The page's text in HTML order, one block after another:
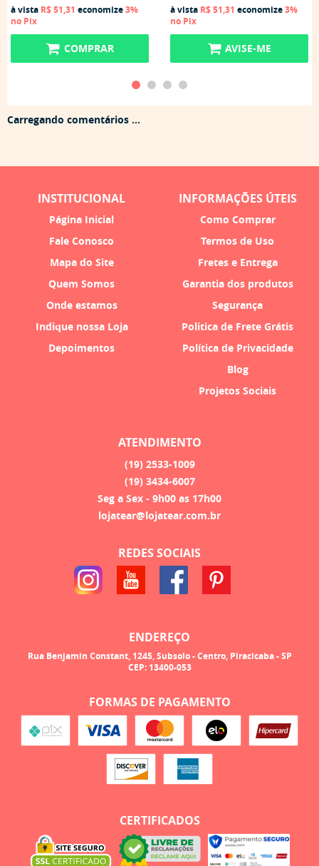
à vista R$ 51,31 economize3%
no Pix
COMPRAR
à vista R$ 51,31 economize3%
no Pix
AVISE-ME
Carregando comentários ...
INSTITUCIONAL
Página Inicial
Fale Conosco
Mapa do Site
Quem Somos
Onde estamos
Indique nossa Loja
Depoimentos
INFORMAÇÕES ÚTEIS
Como Comprar
Termos de Uso
Fretes e Entrega
Garantia dos produtos
Segurança
Politica de Frete Grátis
Política de Privacidade
Blog
Projetos Sociais
ATENDIMENTO
(19) 2533-1009
(19) 3434-6007
Seg a Sex - 9h00 as 17h00
lojatear@lojatear.com.br
REDES SOCIAIS
ENDEREÇO
Rua Benjamin Constant, 1245, Subsolo-Centro, Piracicaba-SP
CEP: 13400-053
FORMAS DE PAGAMENTO
CERTIFICADOS